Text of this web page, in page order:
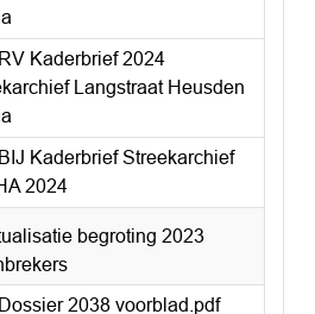
RV Kaderbrief 2024
Langstraat Heusden
BIJ Kaderbrief Streekarchief
2024
begroting 2023
Dossier 2038 voorblad.pdf